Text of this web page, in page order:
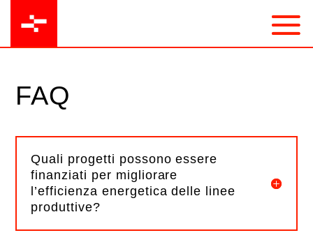
FAQ
Quali progetti possono essere
finanziati per migliorare
l’efficienza energetica delle linee
produttive?